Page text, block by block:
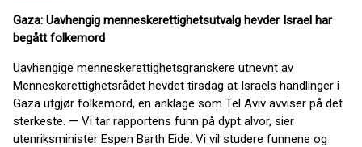
Gaza: Uavhengig menneskerettighetsutvalg hevder Israel har
begått folkemord
Uavhengige menneskerettighetsgranskere utnevnt av
Menneskerettighetsrådet hevdet tirsdag at Israels handlinger i
Gaza utgjør folkemord, en anklage som Tel Aviv avviser på det
sterkeste. — Vi tar rapportens funn på dypt alvor, sier
utenriksminister Espen Barth Eide. Vi vil studere funnene og